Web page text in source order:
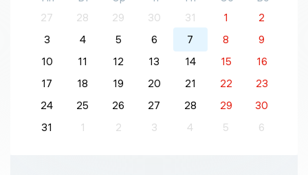
27
28 29 30 31 1
2
3
4 5 6 7 8
9
10
11 12 13 14 15
16
17
18 19 20 21 22
23
24
25 26 27 28 29
30
31
1 2 3 4 5 6